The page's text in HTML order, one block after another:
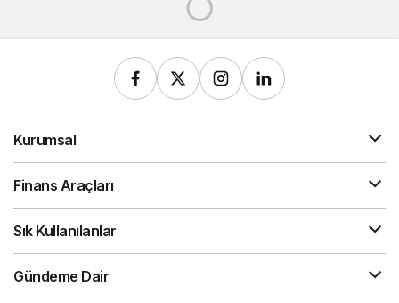
Kurumsal
Finans Araçları
Sık Kullanılanlar
Gündeme Dair